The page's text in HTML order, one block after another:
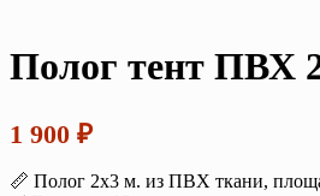
Полог тент ПВХ
1 900 ₽
📏 Полог 2х3 м. из ПВХ ткани,